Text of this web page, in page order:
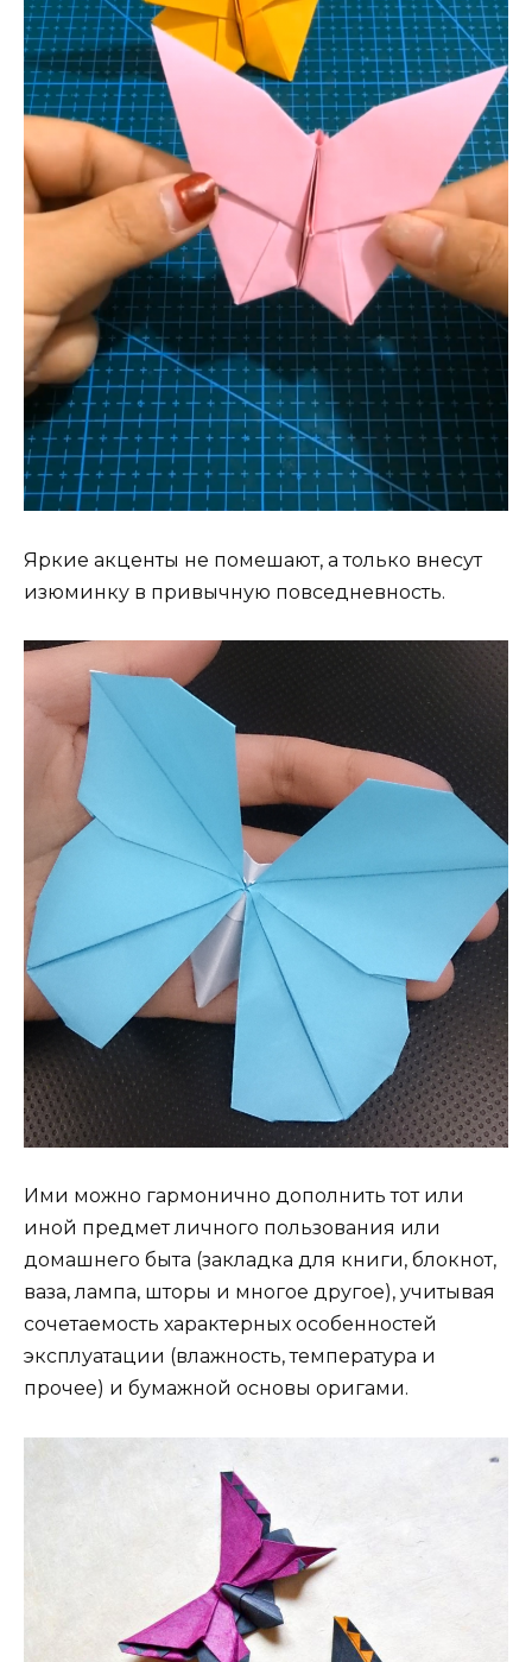
Яркие акценты не помешают, а только внесут
изюминку в привычную повседневность.
Ими можно гармонично дополнить тот или
иной предмет личного пользования или
домашнего быта (закладка для книги, блокнот,
ваза, лампа, шторы и многое другое), учитывая
сочетаемость характерных особенностей
эксплуатации (влажность, температура и
прочее) и бумажной основы оригами.